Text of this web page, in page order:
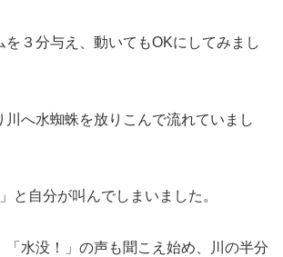
を３分与え、動いてもOKにしてみまし
川へ水蜘蛛を放りこんで流れていまし
と自分が叫んでしまいました。
「水没！」の声も聞こえ始め、川の半分